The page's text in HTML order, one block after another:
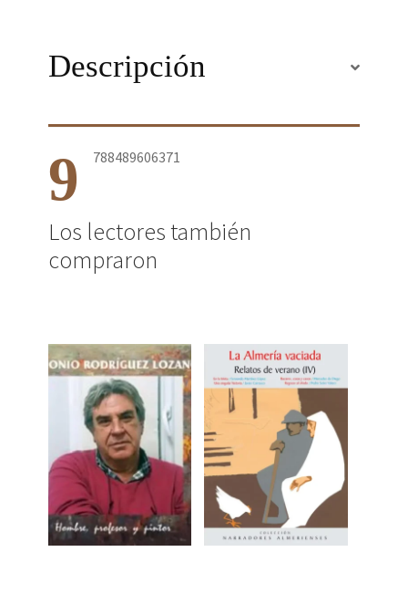
Descripción
9 788489606371
Los lectores también
compraron